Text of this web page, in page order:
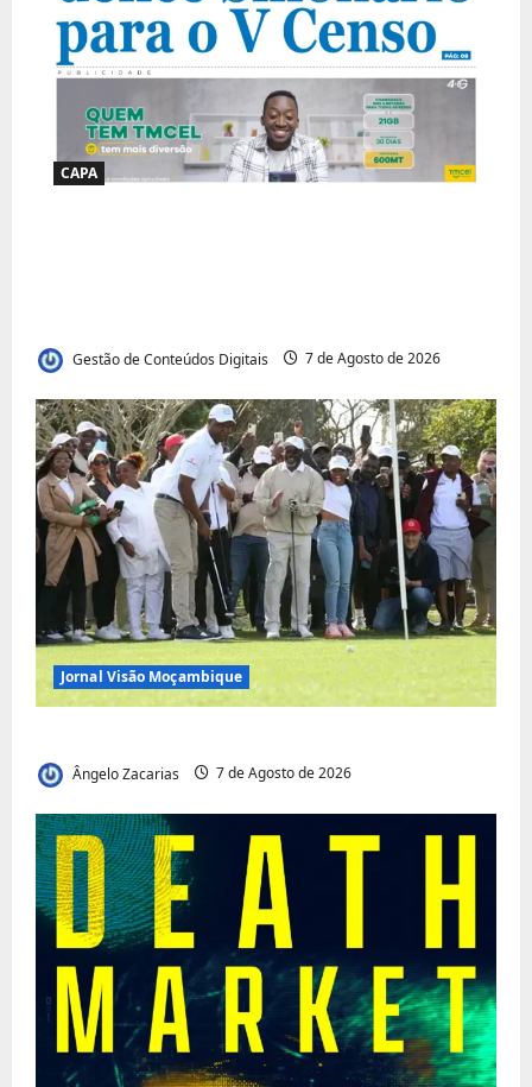
CAPA
Gestão de Conteúdos Digitais 7 de Agosto de 2026
Jornal Visão Moçambique
Ângelo Zacarias 7 de Agosto de 2026